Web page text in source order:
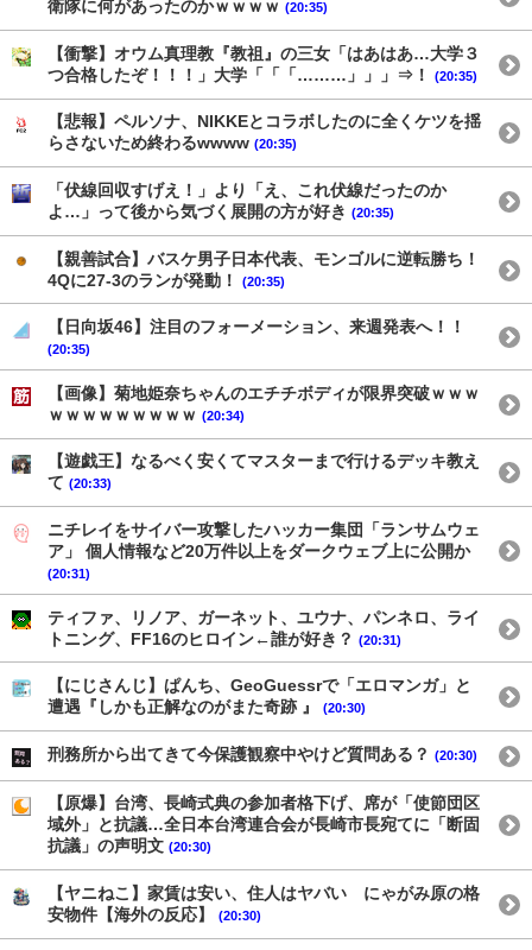
衛隊に何があったのかｗｗｗｗ (20:35)
【衝撃】オウム真理教『教祖』の三女「はあはあ…大学３
つ合格したぞ！！！」大学「「「………」」」⇒！
(20:35)
【悲報】ペルソナ、NIKKEとコラボしたのに全くケツを揺
らさないため終わるwwww (20:35)
「伏線回収すげえ！」より「え、これ伏線だったのか
よ…」って後から気づく展開の方が好き (20:35)
【親善試合】バスケ男子日本代表、モンゴルに逆転勝ち！
4Qに27-3のランが発動！
(20:35)
【日向坂46】注目のフォーメーション、来週発表へ！！
(20:35)
【画像】菊地姫奈ちゃんのエチチボディが限界突破ｗｗｗ
ｗｗｗｗｗｗｗｗｗ (20:34)
【遊戯王】なるべく安くてマスターまで行けるデッキ教え
て (20:33)
ニチレイをサイバー攻撃したハッカー集団「ランサムウェ
ア」 個人情報など20万件以上をダークウェブ上に公開か
(20:31)
ティファ、リノア、ガーネット、ユウナ、パンネロ、ライ
トニング、FF16のヒロイン←誰が好き？ (20:31)
【にじさんじ】ぱんち、GeoGuessrで「エロマンガ」と
遭遇『しかも正解なのがまた奇跡 』
(20:30)
刑務所から出てきて今保護観察中やけど質問ある？ (20:30)
【原爆】台湾、長崎式典の参加者格下げ、席が「使節団区
域外」と抗議…全日本台湾連合会が長崎市長宛てに「断固
抗議」の声明文 (20:30)
【ヤニねこ】家賃は安い、住人はヤバい にゃがみ原の格
安物件【海外の反応】
(20:30)